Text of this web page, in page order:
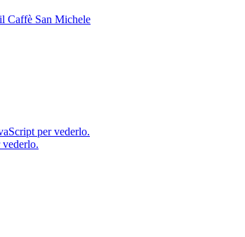
Caffè San Michele
per vederlo.
vederlo.